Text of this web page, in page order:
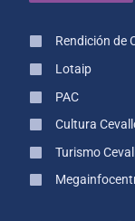
Rendición de
Lotaip
PAC
Cultura
Turismo